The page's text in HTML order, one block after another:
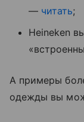
— читать;
Heineken
А примеры
одежды вы